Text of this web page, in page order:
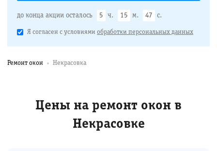
до конца акции осталось 5 ч. 15 м. 46 с.
Я согласен с условиями обработки персональных данных
Ремонт окон Некрасовка
Цены на ремонт окон в
Некрасовке